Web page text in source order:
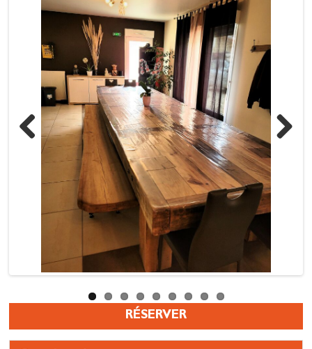
Previous Next
RÉSERVER